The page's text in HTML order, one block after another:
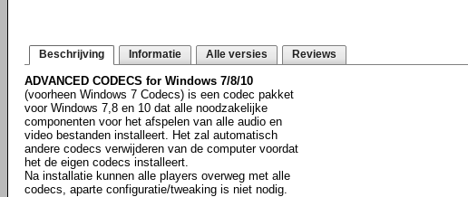
Beschrijving Informatie Alle versies Reviews
ADVANCED CODECS for Windows 7/8/10
(voorheen Windows 7 Codecs) is een codec pakket
voor Windows 7,8 en 10 dat alle noodzakelijke
componenten voor het afspelen van alle audio en
video bestanden installeert. Het zal automatisch
andere codecs verwijderen van de computer voordat
het de eigen codecs installeert.
Na installatie kunnen alle players overweg met alle
codecs, aparte configuratie/tweaking is niet nodig.